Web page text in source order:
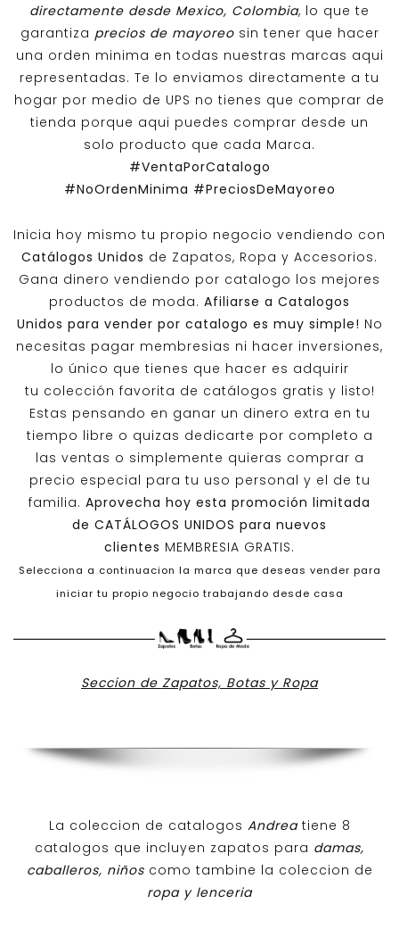
directamente desde Mexico, Colombia, lo que te
garantiza precios de mayoreosin tener que hacer
una orden minima en todas nuestras marcas aqui
representadas. Te lo enviamos directamente a tu
hogar por medio de UPS no tienes que comprar de
tienda porque aqui puedes comprar desde un
solo producto que cada Marca.
#VentaPorCatalogo
#NoOrdenMinima #PreciosDeMayoreo
Inicia hoy mismo tu propio negocio vendiendo con
Catálogos Unidos de Zapatos, Ropa y Accesorios.
Gana dinero vendiendo por catalogo los mejores
productos de moda. Afiliarse a Catalogos
Unidos para vender por catalogo es muy simple! No
necesitas pagar membresias ni hacer inversiones,
lo único que tienes que hacer es adquirir
tu colección favorita de catálogos gratis y listo!
Estas pensando en ganar un dinero extra en tu
tiempo libre o quizas dedicarte por completo a
las ventas o simplemente quieras comprar a
precio especial para tu uso personal y el de tu
familia. Aprovecha hoy esta promoción limitada
de CATÁLOGOS UNIDOS para nuevos
clientes MEMBRESIA GRATIS.
Selecciona a continuacion la marca que deseas vender para
iniciar tu propio negocio trabajando desde casa
Seccion de Zapatos, Botas y Ropa
La coleccion de catalogos Andreatiene 8
catalogos que incluyen zapatos para damas,
caballeros, niños como tambine la coleccion de
ropa y lenceria